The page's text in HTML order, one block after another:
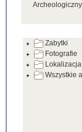
Zabytki
Fotografie
Lokalizacja
Wszystkie